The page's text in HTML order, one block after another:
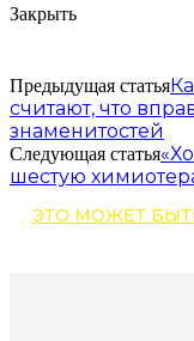
Закрыть
Предыдущая статья
считают, что
знаменитостей
Следующая статья
шестую
ЭТО МОЖЕТ